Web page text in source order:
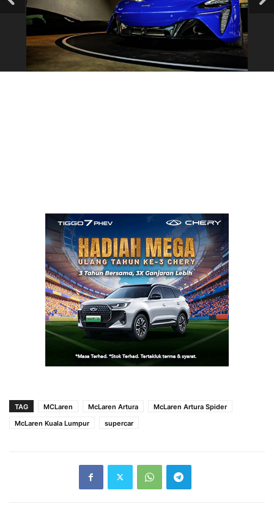
TAG MCLaren McLaren Artura
McLaren Artura Spider
McLaren Kuala Lumpur
supercar